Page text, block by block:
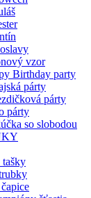
vzor
Birthday party
párty
párty
párty
so slobodou
tašky